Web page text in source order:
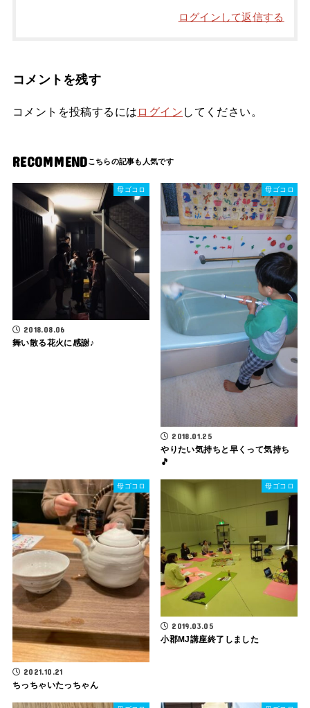
ログインして返信する
コメントを残す
コメントを投稿するには ログイン してください。
RECOMMEND
母ゴコロ
2018.08.06
舞い散る花火に感謝♪
母ゴコロ
2018.01.25
やりたい気持ちと早くって気持ち
🎵
母ゴコロ
2021.10.21
ちっちゃいたっちゃん
母ゴコロ
2019.03.05
小郡MJ講座終了しました